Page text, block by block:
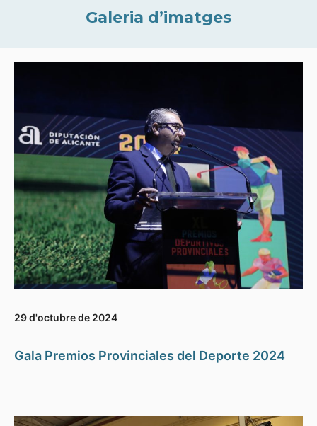
Galeria d’imatges
29 d'octubre de 2024
Gala Premios Provinciales del Deporte 2024